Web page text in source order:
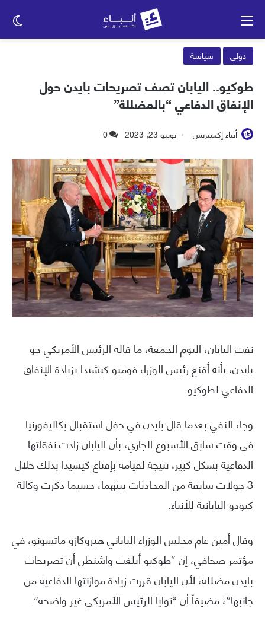
دولي سياسة
طوكيو.. اليابان تصف تصريحات بايدن حول
الإنفاق الدفاعي “بالمضللة”
أنباء إكسبريس يونيو 23, 2023 0
نفت اليابان، اليوم الجمعة، ما قاله الرئيس الأمريكي جو
بايدن، بأنه أقنع رئيس الوزراء فوميو كيشيدا بزيادة الإنفاق
الدفاعي لطوكيو.
وجاء النفي بعدما قال بايدن في حفل استقبال بكاليفورنيا
في وقت سابق الأسبوع الجاري، بأن اليابان زادت نفقاتها
الدفاعية بشكل كبير، نتيجة لقيامه بإقناع كيشيدا بذلك خلال
3 جولات سابقة من المحادثات بينهما، حسبما ذكرت وكالة
كيودو اليابانية للأنباء.
وقال أمين عام مجلس الوزراء الياباني هيروكازو ماتسونو، في
مؤتمر صحافي، إن “طوكيو أبلغت واشنطن أن تصريحات
بايدن مضللة، لأن اليابان قررت زيادة موازنتها الدفاعية من
جانبها”، مضيفاً أن “نوايا الرئيس الأمريكي غير واضحة”.